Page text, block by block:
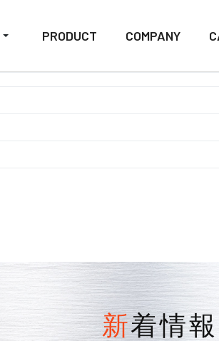
PRODUCT COMPANY
新着情報